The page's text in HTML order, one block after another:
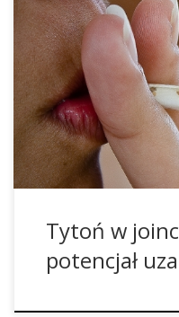
London Global
zbadała różne formy
z nimi potencjał
wyników to nie
tytoń, który konsumenci
która zwiększa potencjał
potwierdza w brytyjskim
przez […]
Tytoń w
potencjał